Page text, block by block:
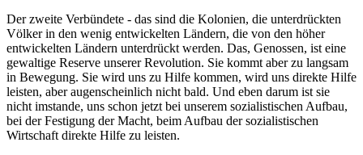
Der zweite Verbündete - das sind die Kolonien, die unterdrückten
Völker in den wenig entwickelten Ländern, die von den höher
entwickelten Ländern unterdrückt werden. Das, Genossen, ist eine
gewaltige Reserve unserer Revolution. Sie kommt aber zu langsam
in Bewegung. Sie wird uns zu Hilfe kommen, wird uns direkte Hilfe
leisten, aber augenscheinlich nicht bald. Und eben darum ist sie
nicht imstande, uns schon jetzt bei unserem sozialistischen Aufbau,
bei der Festigung der Macht, beim Aufbau der sozialistischen
Wirtschaft direkte Hilfe zu leisten.